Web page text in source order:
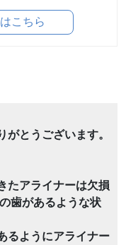
こちら
がとうございます。
たアライナーは欠損
歯があるような状
るようにアライナー